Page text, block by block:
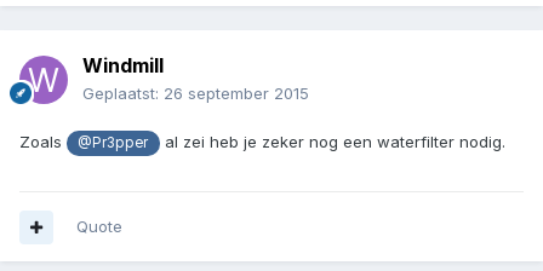
Windmill
Geplaatst: 26 september 2015
Zoals @Pr3pper al zei heb je zeker nog een waterfilter nodig.
Quote